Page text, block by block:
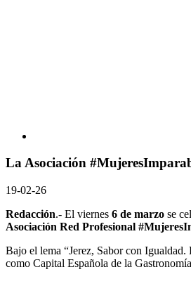
La Asociación
19-02-26
Redacción.- El viernes 6 de marzo se
Asociación Red Profesional
Bajo el lema “Jerez, Sabor con
como Capital Española de la